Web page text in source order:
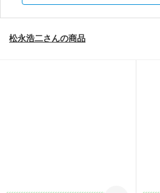
松永浩二さんの商品